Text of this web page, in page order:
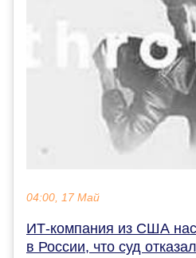
04:00, 17 Май
ИТ-компания из США
в России, что суд